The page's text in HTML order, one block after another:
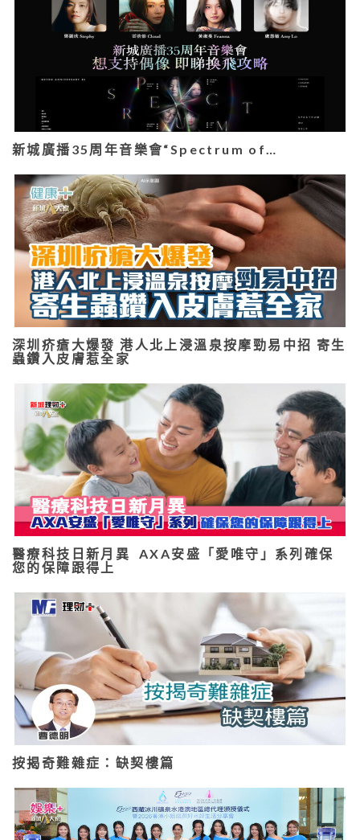
新城廣播35周年音樂會“Spectrum of…
深圳疥瘡大爆發 港人北上浸溫泉按摩勁易中招 寄生
蟲鑽入皮膚惹全家
醫療科技日新月異 AXA安盛「愛唯守」系列確保
您的保障跟得上
按揭奇難雜症：缺契樓篇